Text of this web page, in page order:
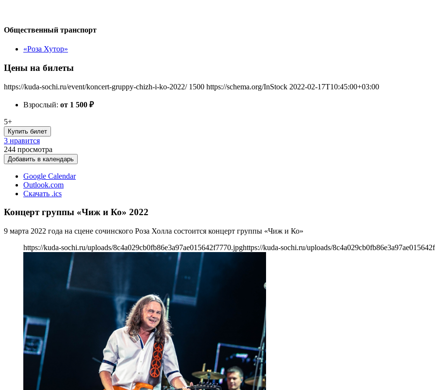
Общественный транспорт
«Роза Хутор»
Цены на билеты
https://kuda-sochi.ru/event/koncert-gruppy-chizh-i-ko-2022/ 1500 https://schema.org/InStock 2022-02-17T10:45:00+03:00
Взрослый: от 1 500 ₽
5+
Купить билет
3 нравится
244 просмотра
Добавить в календарь
Google Calendar
Outlook.com
Скачать .ics
Концерт группы «Чиж и Ко» 2022
9 марта 2022 года на сцене сочинского Роза Холла состоится концерт группы «Чиж и Ко»
https://kuda-sochi.ru/uploads/8c4a029cb0fb86e3a97ae015642f7770.jpghttps://kuda-sochi.ru/uploads/